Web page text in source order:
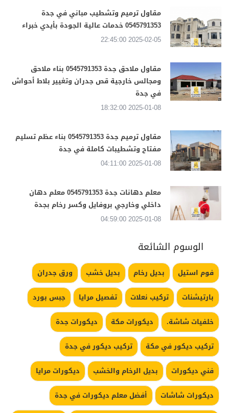
مقاول ترميم وتشطيب مباني في جدة
0545791353 خدمات عالية الجودة بأيدي خبراء
2025-02-05 22:45:00
مقاول ملاحق جدة 0545791353 بناء ملاحق
ومجالس خارجية قص جدران وتغيير بلاط أحواش
في جدة
2025-01-08 18:32:00
مقاول ترميم جدة 0545791353 بناء عظم تسليم
مفتاح وتشطيبات كاملة في جدة
2025-01-08 04:11:00
معلم دهانات جدة 0545791353 معلم دهان
داخلي وخارجي بروفايل وكسر رخام بجدة
2025-01-08 04:59:00
الوسوم الشائعة
فوم استيل بديل رخام بديل خشب
ورق جدران
بارتيشنات
تركيب نعلات تفصيل مرايا
جبس بورد
خلفيات شاشة.
ديكورات مكة
ديكورات جدة
تركيب ديكور في مكة
تركيب ديكور في جدة
فني ديكورات
بديل الرخام والخشب
ديكورات مرايا
ديكورات شاشات
أفضل معلم ديكورات في جدة